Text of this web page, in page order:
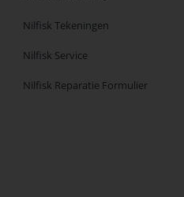
Nilfisk Tekeningen
Nilfisk Service
Nilfisk Reparatie Formulier